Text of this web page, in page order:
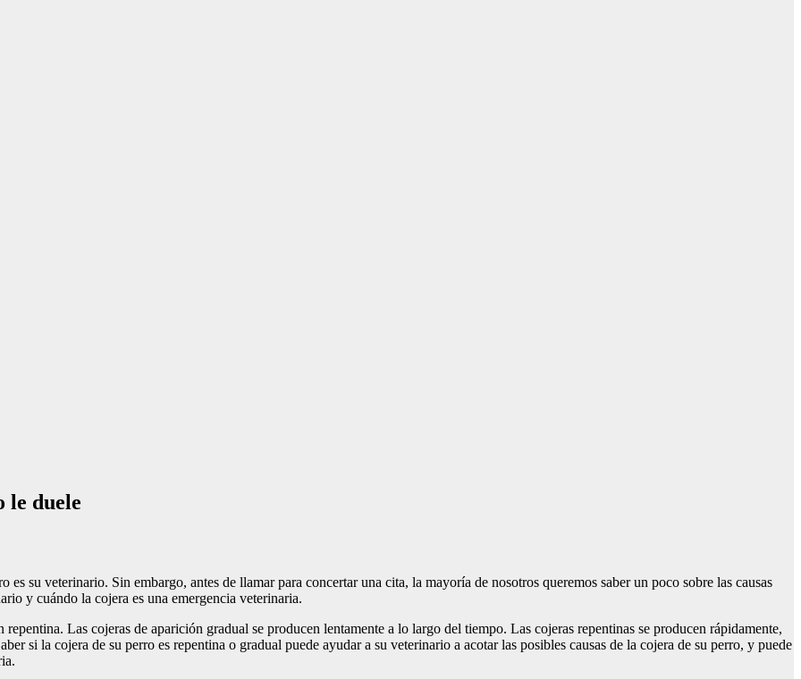
le duele
es su veterinario. Sin embargo, antes de llamar para concertar una cita, la mayoría de nosotros queremos saber un poco sobre las causas
y cuándo la cojera es una emergencia veterinaria.
Las cojeras de aparición gradual se producen lentamente a lo largo del tiempo. Las cojeras repentinas se producen rápidamente,
si la cojera de su perro es repentina o gradual puede ayudar a su veterinario a acotar las posibles causas de la cojera de su perro, y puede